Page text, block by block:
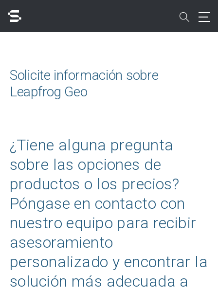
main
search
Solicite información sobre
Leapfrog Geo
¿Tiene alguna pregunta
sobre las opciones de
productos o los precios?
Póngase en contacto con
nuestro equipo para recibir
asesoramiento
personalizado y encontrar la
solución más adecuada a